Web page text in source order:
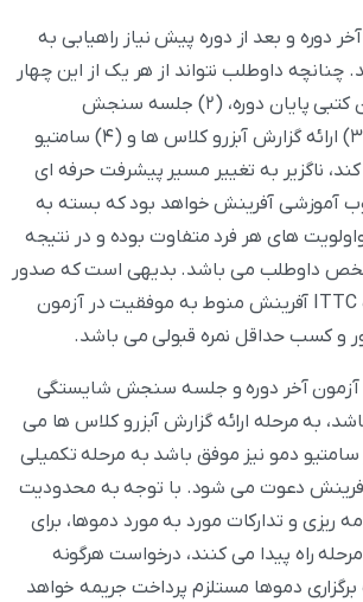
دوره و بعد از دوره پیش نیاز راهیابی به
داوطلب نتواند از هر یک از این چهار
مرحله یعنی (۱) آزمون کتبی پایان دوره، (۲) جلسه سنجش
شایستگی حرفه ای، (۳) ارائه گزارش آبزرو کلاس ها و (۴) سامتیو
ناگزیر به تغییر مسیر پیشرفت حرفه ای
آموزشی آفرینش خواهد بود که بسته به
های هر فرد متفاوت بوده و در نتیجه
داوطلب می باشد. بدیهی است که صدور
گواهی شرکت در دوره ITTC آفرینش منوط به موفقیت در آزمون
و کسب حداقل نمره قبولی می باشد.
آزمون آخر دوره و جلسه سنجش شایستگی
به مرحله ارائه گزارش آبزرو کلاس ها می
سامتیو دمو نیز موفق باشد به مرحله تکمیلی
دعوت می شود. با توجه به محدودیت
ریزی و تدارکات مورد به مورد دموها، برای
راه پیدا می کنند، درخواست هرگونه
دموها مستلزم پرداخت جریمه خواهد